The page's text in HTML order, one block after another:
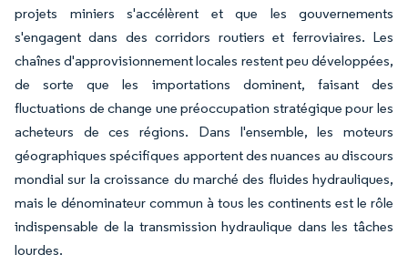
projets miniers s'accélèrent et que les gouvernements
s'engagent dans des corridors routiers et ferroviaires. Les
chaînes d'approvisionnement locales restent peu développées,
de sorte que les importations dominent, faisant des
fluctuations de change une préoccupation stratégique pour les
acheteurs de ces régions. Dans l'ensemble, les moteurs
géographiques spécifiques apportent des nuances au discours
mondial sur la croissance du marché des fluides hydrauliques,
mais le dénominateur commun à tous les continents est le rôle
indispensable de la transmission hydraulique dans les tâches
lourdes.